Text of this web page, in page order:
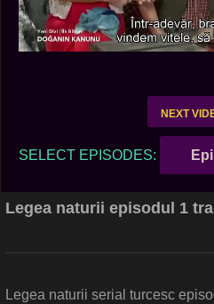
NEXT
SELECT EPISODES:
Legea naturii episodul 1
Legea naturii serial turcesc